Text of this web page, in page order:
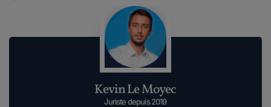
Kevin Le Moyec
Juriste depuis 2019